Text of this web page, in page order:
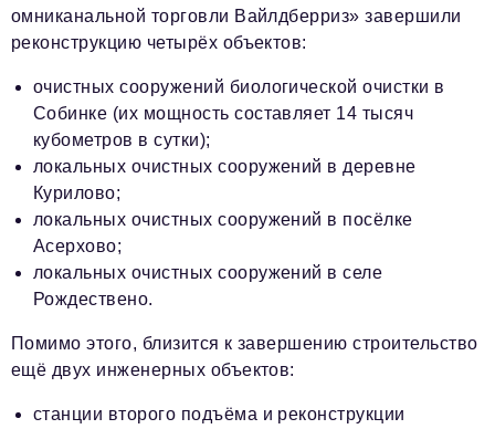
partner@business-magazine.online
омниканальной торговли Вайлдберриз» завершили
реконструкцию четырёх объектов:
очистных сооружений биологической очистки в
Собинке (их мощность составляет 14 тысяч
кубометров в сутки);
локальных очистных сооружений в деревне
Курилово;
локальных очистных сооружений в посёлке
Асерхово;
локальных очистных сооружений в селе
Рождествено.
Помимо этого, близится к завершению строительство
ещё двух инженерных объектов:
станции второго подъёма и реконструкции